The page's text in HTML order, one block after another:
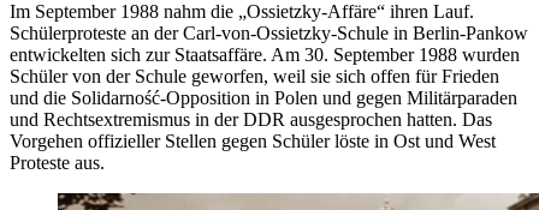
Im September 1988 nahm die „Ossietzky-Affäre“ ihren Lauf.
Schülerproteste an der Carl-von-Ossietzky-Schule in Berlin-Pankow
entwickelten sich zur Staatsaffäre. Am 30. September 1988 wurden
Schüler von der Schule geworfen, weil sie sich offen für Frieden
und die Solidarność-Opposition in Polen und gegen Militärparaden
und Rechtsextremismus in der DDR ausgesprochen hatten. Das
Vorgehen offizieller Stellen gegen Schüler löste in Ost und West
Proteste aus.